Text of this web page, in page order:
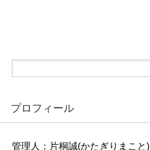
プロフィール
管理人：片桐誠(かたぎりまこと)